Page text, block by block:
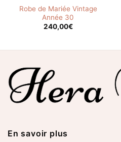
Robe de Mariée Vintage
Année 30
240,00€
En savoir plus